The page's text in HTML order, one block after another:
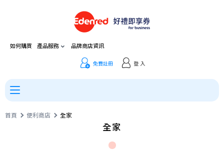
如何購買 產品服務 品牌商店資訊
免費註冊 登 入
首頁 便利商店 全家
全家